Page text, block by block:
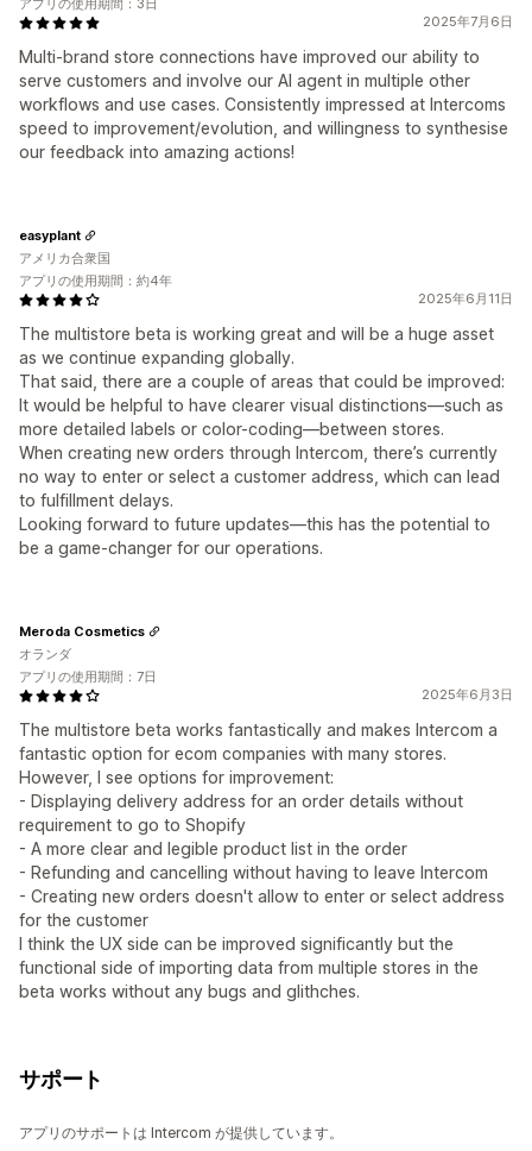
2025年7月6日
Multi-brand store connections have improved our ability to
serve customers and involve our AI agent in multiple other
workflows and use cases. Consistently impressed at Intercoms
speed to improvement/evolution, and willingness to synthesise
our feedback into amazing actions!
アプリの使用期間：3日
2025年6月11日
The multistore beta is working great and will be a huge asset
as we continue expanding globally.
That said, there are a couple of areas that could be improved:
It would be helpful to have clearer visual distinctions—such as
more detailed labels or color-coding—between stores.
When creating new orders through Intercom, there’s currently
no way to enter or select a customer address, which can lead
to fulfillment delays.
Looking forward to future updates—this has the potential to
be a game-changer for our operations.
easyplant
アメリカ合衆国
アプリの使用期間：約4年
2025年6月3日
The multistore beta works fantastically and makes Intercom a
fantastic option for ecom companies with many stores.
However, I see options for improvement:
- Displaying delivery address for an order details without
requirement to go to Shopify
- A more clear and legible product list in the order
- Refunding and cancelling without having to leave Intercom
- Creating new orders doesn't allow to enter or select address
for the customer
I think the UX side can be improved significantly but the
functional side of importing data from multiple stores in the
beta works without any bugs and glithches.
Meroda Cosmetics
オランダ
アプリの使用期間：7日
サポート
アプリのサポートは Intercom が提供しています。